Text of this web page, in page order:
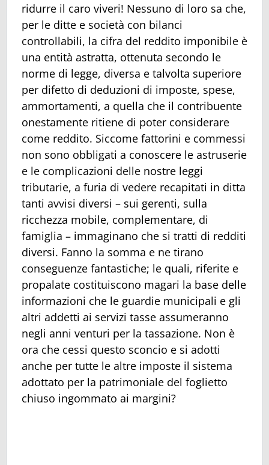
ridurre il caro viveri! Nessuno di loro sa che,
per le ditte e società con bilanci
controllabili, la cifra del reddito imponibile è
una entità astratta, ottenuta secondo le
norme di legge, diversa e talvolta superiore
per difetto di deduzioni di imposte, spese,
ammortamenti, a quella che il contribuente
onestamente ritiene di poter considerare
come reddito. Siccome fattorini e commessi
non sono obbligati a conoscere le astruserie
e le complicazioni delle nostre leggi
tributarie, a furia di vedere recapitati in ditta
tanti avvisi diversi – sui gerenti, sulla
ricchezza mobile, complementare, di
famiglia – immaginano che si tratti di redditi
diversi. Fanno la somma e ne tirano
conseguenze fantastiche; le quali, riferite e
propalate costituiscono magari la base delle
informazioni che le guardie municipali e gli
altri addetti ai servizi tasse assumeranno
negli anni venturi per la tassazione. Non è
ora che cessi questo sconcio e si adotti
anche per tutte le altre imposte il sistema
adottato per la patrimoniale del foglietto
chiuso ingommato ai margini?